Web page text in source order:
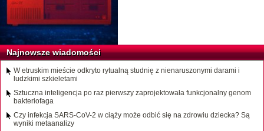
Najnowsze wiadomości
W etruskim mieście odkryto rytualną studnię z nienaruszonymi darami i
ludzkimi szkieletami
Sztuczna inteligencja po raz pierwszy zaprojektowała funkcjonalny genom
bakteriofaga
Czy infekcja SARS-CoV-2 w ciąży może odbić się na zdrowiu dziecka? Są
wyniki metaanalizy